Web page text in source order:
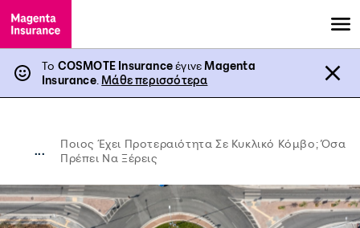
Το COSMOTE InsuranceέγινεMagenta
Insurance. Μάθε περισσότερα
...
Ποιος Έχει Προτεραιότητα Σε Κυκλικό Κόμβο; Όσα
Πρέπει Να Ξέρεις